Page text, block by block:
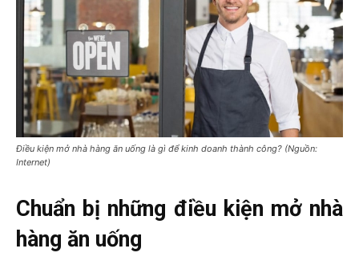
Điều kiện mở nhà hàng ăn uống là gì để kinh doanh thành công? (Nguồn:
Internet)
Chuẩn bị những điều kiện mở nhà
hàng ăn uống